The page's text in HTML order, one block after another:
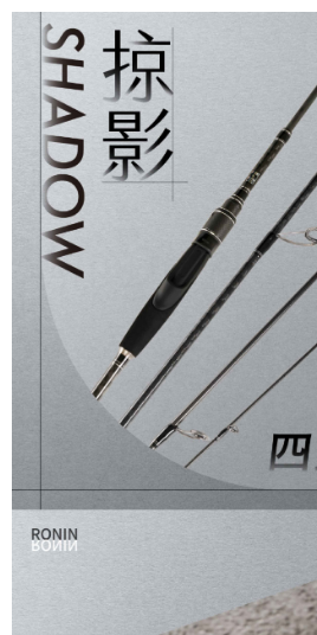
【注意事項】
1.本服務係由「台灣大哥大股份有限公司」
用戶於交易時，得透過本服務購買商品或服
買賣價金債權讓與本公司後，依約使用本公司
2.基於同意付款使用「大哥付你分期」之契約
資料（包含姓名、電話或地址）提供予台灣
由本公司與您本人進行分期帳單所需資料之
3.完整用戶服務條款，請詳閱以下連結：
２．訂單成立數日內，您將收到繳費通知簡訊
３．收到繳費通知簡訊後14天內，點擊此簡
ATM／網路銀行／等多元方式進行付款，方視
※ 請注意：結帳手續完成當下不需立刻繳費
購買商品的店家。未經商家同意取消之訂單仍
後付繳納相關費用。
※ 交易是否成功請以「AFTEE先享後付 」之
是否繳費成功／繳費後需取消欲退款等相關疑
客戶支援中心」https://
【注意事項】
１．透過由恩沛科技股份有限公司提供之「
易，需依本服務之必要範圍內提供個人資料
權轉讓予恩沛科技股份有限公司。
２．關於個人資料處理事宜，請瀏覽以下網址：
https://aftee.tw/terms/#terms3
３．未成年的使用者請事先徵得法定代理人或
「AFTEE先享後付」，若未經同意申辦者引
４．使用「AFTEE先享後付」時，將依據個
時審查核予不同之上限額度；若仍有額度不
請求用戶進行身份認證。
５．嚴禁一人註冊多個帳號或使用他人資訊
離島一般宅配
每筆NT$200，滿NT$2,000(含以上)免運
貨到付款（門市自取請勿下單，請聯繫客
每筆NT$200，滿NT$3,000(含以上)免運